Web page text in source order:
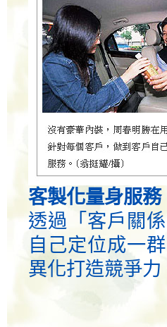
客製化量身服
透過「客戶關
自己定位成一
異化打造競爭力